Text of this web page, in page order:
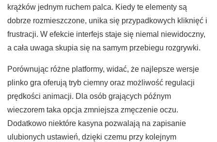
krążków jednym ruchem palca. Kiedy te elementy są
dobrze rozmieszczone, unika się przypadkowych kliknięć i
frustracji. W efekcie interfejs staje się niemal niewidoczny,
a cała uwaga skupia się na samym przebiegu rozgrywki.
Porównując różne platformy, widać, że najlepsze wersje
plinko gra oferują tryb ciemny oraz możliwość regulacji
prędkości animacji. Dla osób grających późnym
wieczorem taka opcja zmniejsza zmęczenie oczu.
Dodatkowo niektóre kasyna pozwalają na zapisanie
ulubionych ustawień, dzięki czemu przy kolejnym